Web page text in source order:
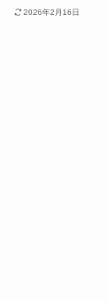
2026年2月16日